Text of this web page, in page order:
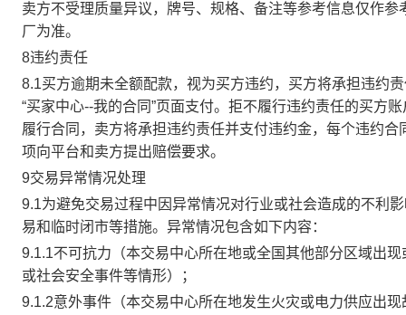
卖方不受理质量异议，牌号、规格、备注等参考信息仅作
厂为准。
8违约责任
8.1买方逾期未全额配款，视为买方违约，买方将承担违约
“买家中心--我的合同”页面支付。拒不履行违约责任的买方
履行合同，卖方将承担违约责任并支付违约金，每个违约
项向平台和卖方提出赔偿要求。
9交易异常情况处理
9.1为避免交易过程中因异常情况对行业或社会造成的不利
易和临时闭市等措施。异常情况包含如下内容：
9.1.1不可抗力（本交易中心所在地或全国其他部分区域出
或社会安全事件等情形）；
9.1.2意外事件（本交易中心所在地发生火灾或电力供应出